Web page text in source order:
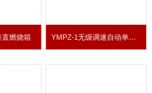
燃烧箱 YMPZ-1无级调速自动单盘磨抛机